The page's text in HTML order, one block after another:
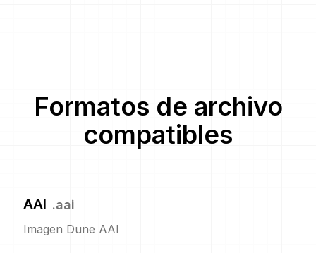
Formatos de archivo
compatibles
AAI .aai
Imagen Dune AAI